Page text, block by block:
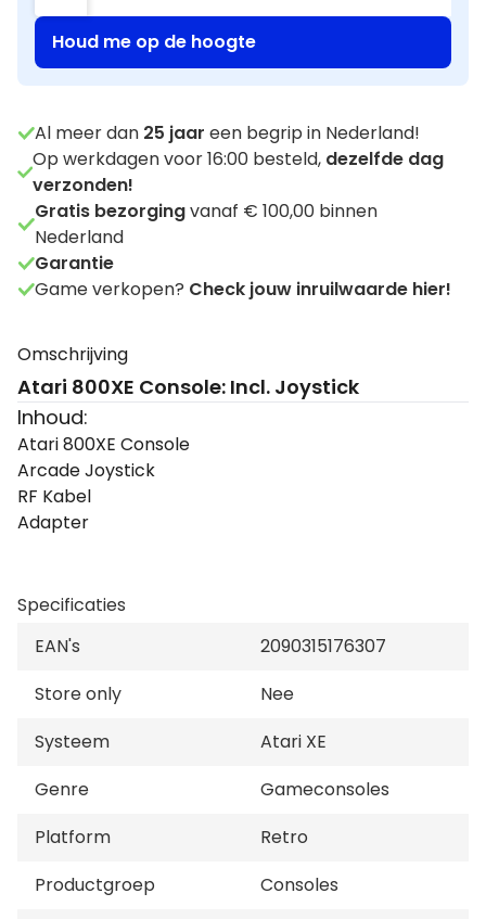
Houd me op de hoogte
Al meer dan 25 jaar een begrip in Nederland!
Op werkdagen voor 16:00 besteld, dezelfde dag
verzonden!
Gratis bezorgingvanaf € 100,00 binnen
Nederland
Garantie
Game verkopen? Check jouw inruilwaarde hier!
Omschrijving
Atari 800XE Console: Incl. Joystick
Inhoud:
Atari 800XE Console
Arcade Joystick
RF Kabel
Adapter
Specificaties
EAN's
2090315176307
Store only
Nee
Systeem
Atari XE
Genre
Gameconsoles
Platform
Retro
Productgroep
Consoles